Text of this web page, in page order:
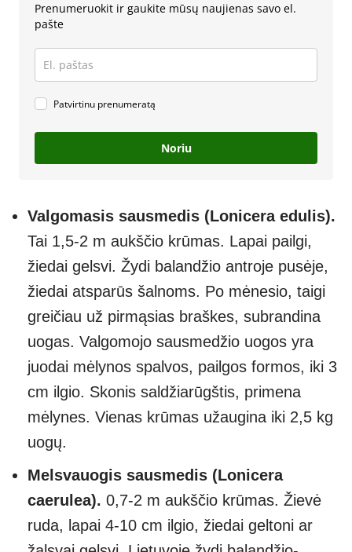
Prenumeruokit ir gaukite mūsų naujienas savo el.
pašte
Patvirtinu prenumeratą
Noriu
Valgomasis sausmedis (Lonicera edulis).
Tai 1,5-2 m aukščio krūmas. Lapai pailgi,
žiedai gelsvi. Žydi balandžio antroje pusėje,
žiedai atsparūs šalnoms. Po mėnesio, taigi
greičiau už pirmąsias braškes, subrandina
uogas. Valgomojo sausmedžio uogos yra
juodai mėlynos spalvos, pailgos formos, iki 3
cm ilgio. Skonis saldžiarūgštis, primena
mėlynes. Vienas krūmas užaugina iki 2,5 kg
uogų.
Melsvauogis sausmedis (Lonicera
caerulea). 0,7-2 m aukščio krūmas. Žievė
ruda, lapai 4-10 cm ilgio, žiedai geltoni ar